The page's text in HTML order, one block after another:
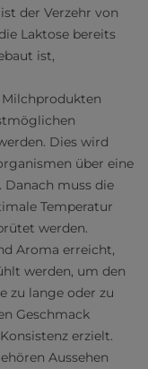
der Verzehr von
Laktose bereits
ist,
Dies wird
über eine
muss die
Temperatur
werden.
Aroma erreicht,
werden, um den
zu lange oder zu
Geschmack
erzielt.
Aussehen